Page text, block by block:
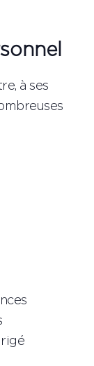
à ses